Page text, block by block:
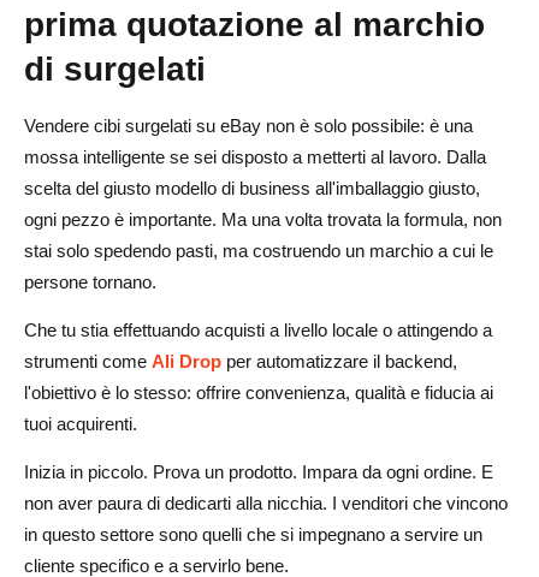
prima quotazione al marchio
di surgelati
Vendere cibi surgelati su eBay non è solo possibile: è una
mossa intelligente se sei disposto a metterti al lavoro. Dalla
scelta del giusto modello di business all'imballaggio giusto,
ogni pezzo è importante. Ma una volta trovata la formula, non
stai solo spedendo pasti, ma costruendo un marchio a cui le
persone tornano.
Che tu stia effettuando acquisti a livello locale o attingendo a
strumenti come Ali Drop per automatizzare il backend,
l'obiettivo è lo stesso: offrire convenienza, qualità e fiducia ai
tuoi acquirenti.
Inizia in piccolo. Prova un prodotto. Impara da ogni ordine. E
non aver paura di dedicarti alla nicchia. I venditori che vincono
in questo settore sono quelli che si impegnano a servire un
cliente specifico e a servirlo bene.